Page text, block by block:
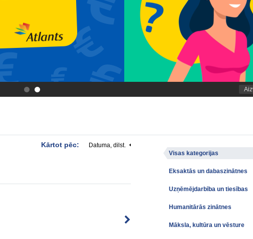
.
Kārtot pēc: Datuma, dilst.
Visas kategorijas
Eksaktās un dabaszinātnes
Uzņēmējdarbība un tiesības
Humanitārās zinātnes
Māksla, kultūra un vēsture